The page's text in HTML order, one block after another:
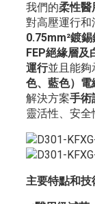
我們的柔性醫
對高壓運行和
0.75mm²鍍
FEP絕緣層及
運行並且能夠
色、藍色）電
解決方案手術
靈活性、安全
主要特點和技